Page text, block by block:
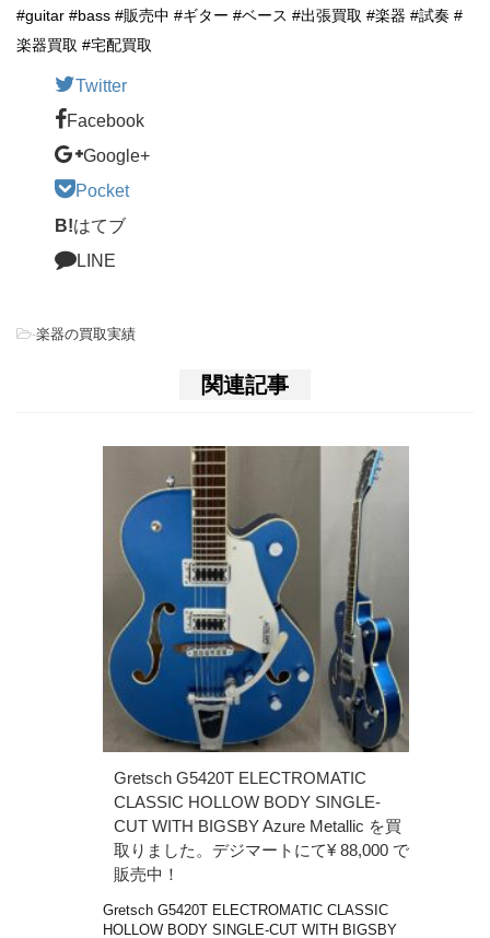
#guitar #bass #販売中 #ギター #ベース #出張買取 #楽器 #試奏 #
楽器買取 #宅配買取
Twitter
Facebook
Google+
Pocket
B!はてブ
LINE
-楽器の買取実績
関連記事
Gretsch G5420T ELECTROMATIC
CLASSIC HOLLOW BODY SINGLE-
CUT WITH BIGSBY Azure Metallic を買
取りました。デジマートにて¥ 88,000 で
販売中！
Gretsch G5420T ELECTROMATIC CLASSIC
HOLLOW BODY SINGLE-CUT WITH BIGSBY